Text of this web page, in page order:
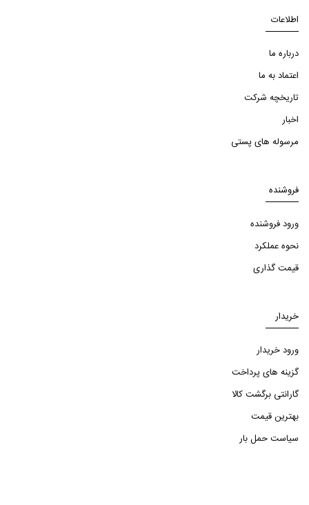
اطلاعات
درباره ما
اعتماد به ما
تاریخچه شرکت
اخبار
مرسوله های پستی
فروشنده
ورود فروشنده
نحوه عملکرد
قیمت گذاری
خریدار
ورود خریدار
گزینه های پرداخت
گارانتی برگشت کالا
بهترین قیمت
سیاست حمل بار